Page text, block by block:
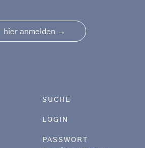
hier anmelden →
SUCHE
LOGIN
PASSWORT